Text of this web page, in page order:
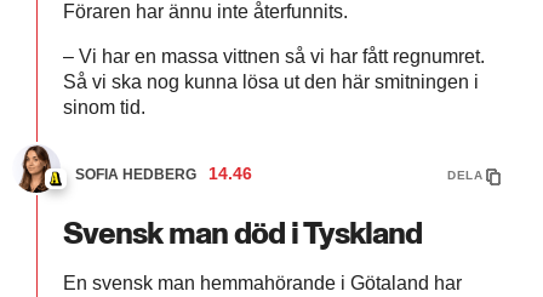
Föraren har ännu inte återfunnits.
– Vi har en massa vittnen så vi har fått regnumret.
Så vi ska nog kunna lösa ut den här smitningen i
sinom tid.
SOFIA HEDBERG 14.46 DELA
Svensk man död i Tyskland
En svensk man hemmahörande i Götaland har